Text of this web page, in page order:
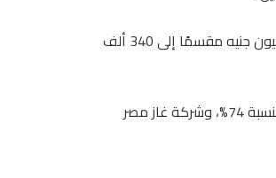
وأوضحت الشركة أنه سيكون رأس المال المصدر والمعلن للشركة الجديدة نحو 340 مليون جنيه مقسمًا إلى 340 ألف
وأضافت أن حصة الشركة الجديدة سوف تتوزع على شركة George Fisher السويسرية بنسبة 74%، وشركة غاز مصر